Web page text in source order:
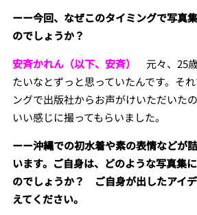
ーー今回、なぜこのタイミングで写真
のでしょうか？
安斉かれん（以下、安斉）
元々、25
たいなとずっと思っていたんです。そ
ングで出版社からお声がけいただいた
いい感じに撮ってもらいました。
ーー沖縄での初水着や素の表情などが
います。ご自身は、どのような写真集
のでしょうか？ ご自身が出したアイ
えてください。